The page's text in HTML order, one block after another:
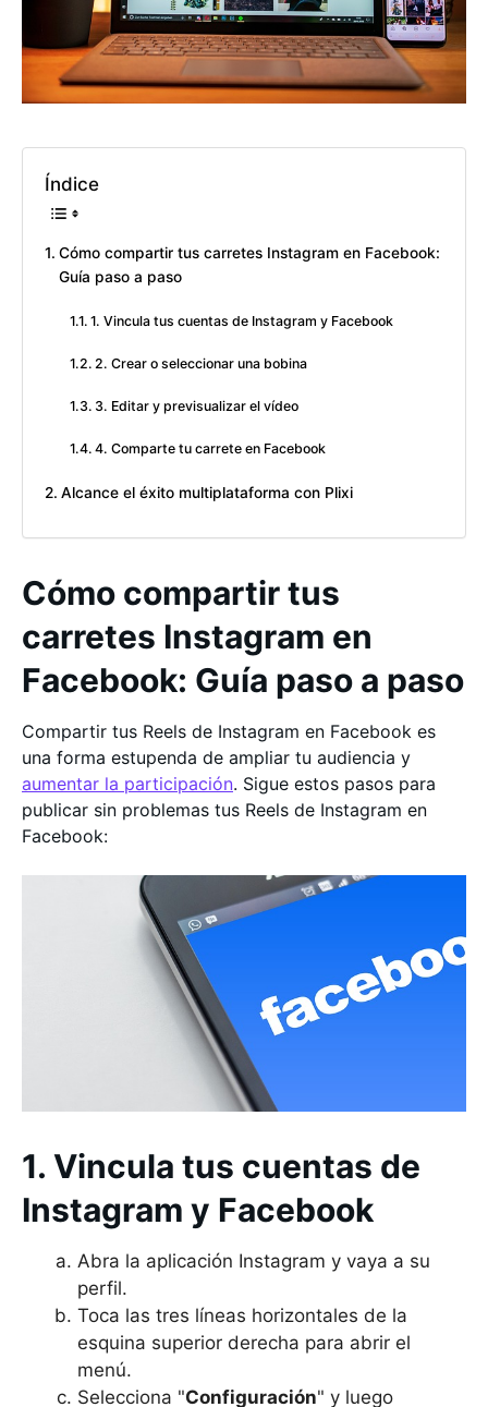
Índice
Cómo compartir tus carretes Instagram en Facebook:
Guía paso a paso
1. Vincula tus cuentas de Instagram y Facebook
2. Crear o seleccionar una bobina
3. Editar y previsualizar el vídeo
4. Comparte tu carrete en Facebook
Alcance el éxito multiplataforma con Plixi
Cómo compartir tus
carretes Instagram en
Facebook: Guía paso a paso
Compartir tus Reels de Instagram en Facebook es
una forma estupenda de ampliar tu audiencia y
aumentar la participación. Sigue estos pasos para
publicar sin problemas tus Reels de Instagram en
Facebook:
1. Vincula tus cuentas de
Instagram y Facebook
Abra la aplicación Instagram y vaya a su
perfil.
Toca las tres líneas horizontales de la
esquina superior derecha para abrir el
menú.
Selecciona "Configuración" y luego